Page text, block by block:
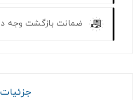
ضمانت بازگشت وجه